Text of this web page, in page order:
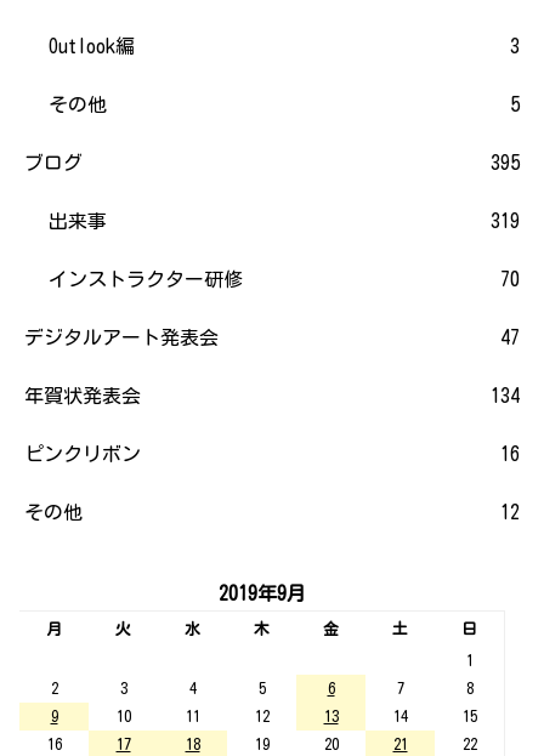
Outlook編 3
その他 5
ブログ 395
出来事 319
インストラクター研修 70
デジタルアート発表会 47
年賀状発表会 134
ピンクリボン 16
その他 12
2019年9月
月 火 水 木 金 土
日
1
2
3 4 5 6 7
8
9
10 11 12 13 14
15
16
17 18 19 20 21
22